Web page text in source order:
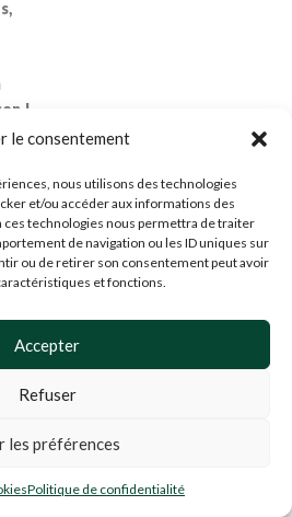
le consentement
nous utilisons des technologies
et/ou accéder aux informations des
ces technologies nous permettra de traiter
de navigation ou les ID uniques sur
ou de retirer son consentement peut avoir
et fonctions.
Accepter
Refuser
les préférences
Politique de confidentialité
!